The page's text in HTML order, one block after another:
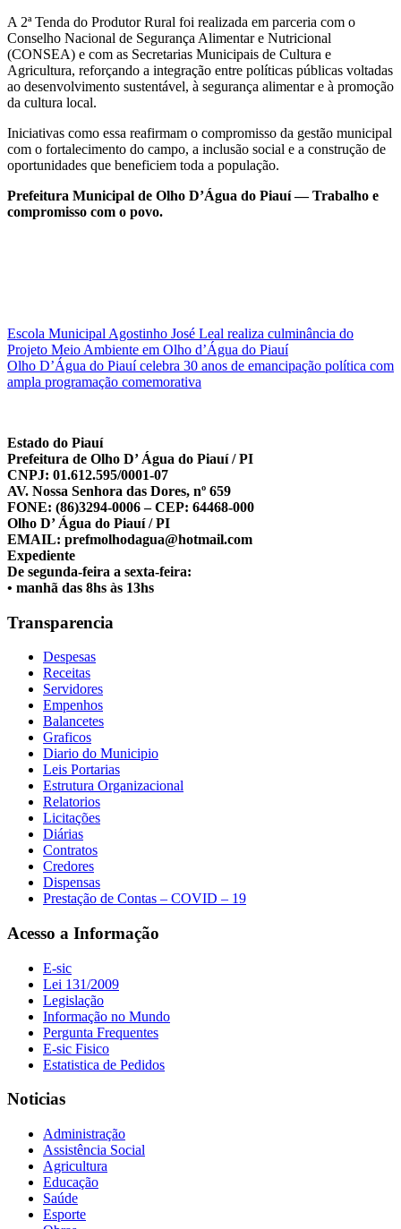
A 2ª Tenda do Produtor Rural foi realizada em parceria com o
Conselho Nacional de Segurança Alimentar e Nutricional
(CONSEA) e com as Secretarias Municipais de Cultura e
Agricultura, reforçando a integração entre políticas públicas voltadas
ao desenvolvimento sustentável, à segurança alimentar e à promoção
da cultura local.
Iniciativas como essa reafirmam o compromisso da gestão municipal
com o fortalecimento do campo, a inclusão social e a construção de
oportunidades que beneficiem toda a população.
Prefeitura Municipal de Olho D’Água do Piauí — Trabalho e
compromisso com o povo.
Navegação
de
Post
Escola Municipal Agostinho José Leal realiza culminância do
Projeto Meio Ambiente em Olho d’Água do Piauí
Olho D’Água do Piauí celebra 30 anos de emancipação política com
ampla programação comemorativa
Estado do Piauí
Prefeitura de Olho D’ Água do Piauí / PI
CNPJ: 01.612.595/0001-07
AV. Nossa Senhora das Dores, nº 659
FONE: (86)3294-0006 – CEP: 64468-000
Olho D’ Água do Piauí / PI
EMAIL: prefmolhodagua@hotmail.com
Expediente
De segunda-feira a sexta-feira:
• manhã das 8hs às 13hs
Transparencia
Despesas
Receitas
Servidores
Empenhos
Balancetes
Graficos
Diario do Municipio
Leis Portarias
Estrutura Organizacional
Relatorios
Licitações
Diárias
Contratos
Credores
Dispensas
Prestação de Contas – COVID – 19
Acesso a Informação
E-sic
Lei 131/2009
Legislação
Informação no Mundo
Pergunta Frequentes
E-sic Fisico
Estatistica de Pedidos
Noticias
Administração
Assistência Social
Agricultura
Educação
Saúde
Esporte